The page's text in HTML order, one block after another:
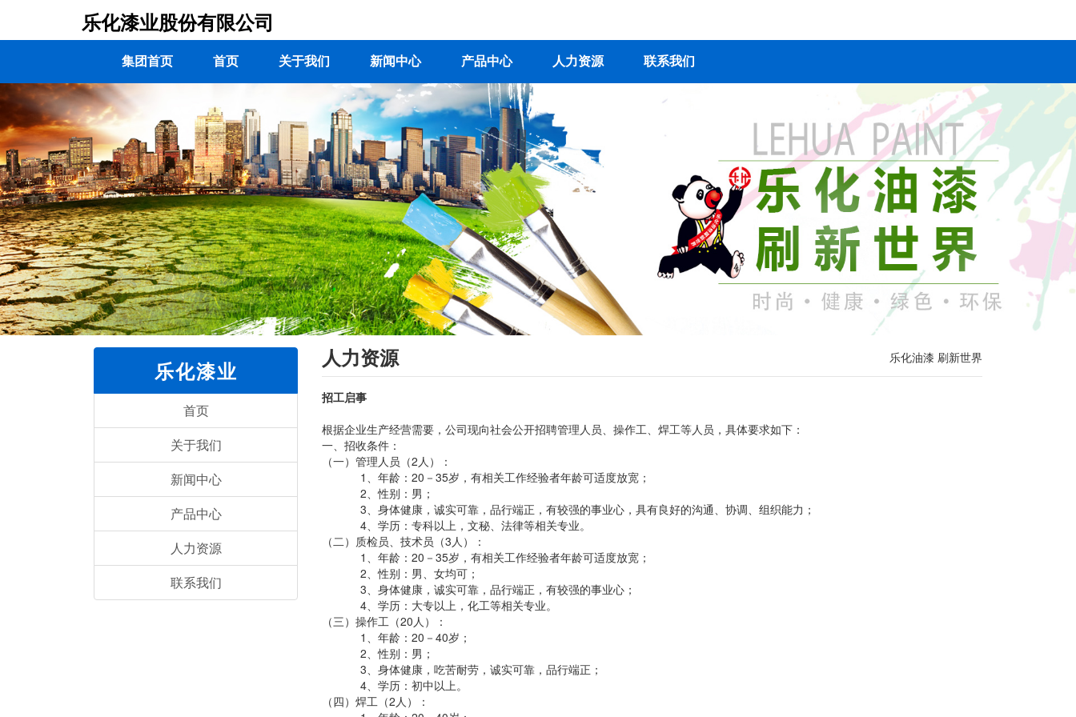
乐化漆业股份有限公司
集团首页 首页 关于我们 新闻中心 产品中心 人力资源 联系我们
人力资源 乐化油漆 刷新世界
招工启事
根据企业生产经营需要，公司现向社会公开招聘管理人员、操作工、焊工等人员，具体要求如下：
一、招收条件：
（一）管理人员（2人）：
1、年龄：20－35岁，有相关工作经验者年龄可适度放宽；
2、性别：男；
3、身体健康，诚实可靠，品行端正，有较强的事业心，具有良好的沟通、协调、组织能力；
4、学历：专科以上，文秘、法律等相关专业。
（二）质检员、技术员（3人）：
1、年龄：20－35岁，有相关工作经验者年龄可适度放宽；
2、性别：男、女均可；
3、身体健康，诚实可靠，品行端正，有较强的事业心；
4、学历：大专以上，化工等相关专业。
（三）操作工（20人）：
1、年龄：20－40岁；
2、性别：男；
3、身体健康，吃苦耐劳，诚实可靠，品行端正；
4、学历：初中以上。
（四）焊工（2人）：
乐化漆业
首页
关于我们
新闻中心
产品中心
人力资源
联系我们